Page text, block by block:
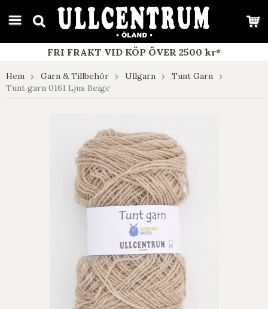
google-site-verification: google7e4b1026db5d9f32.html
FRI FRAKT VID KÖP ÖVER 2500 kr*
Hem Garn & Tillbehör Ullgarn
Tunt Garn
Tunt garn 0161 Ljus Beige